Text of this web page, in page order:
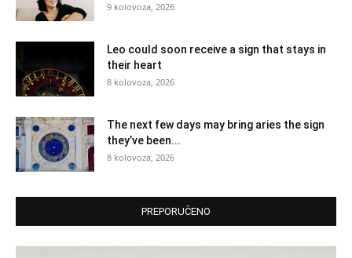
9 kolovoza, 2026
Leo could soon receive a sign that stays in
their heart
8 kolovoza, 2026
The next few days may bring aries the sign
they’ve been...
8 kolovoza, 2026
PREPORUČENO